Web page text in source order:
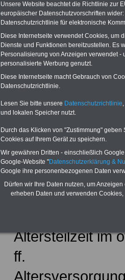
Abfindungen 427
Abordnung 38
Abruf-
Allgemeine
Altersgrenzen
Altersrenten 199
Altersrenten für
Altersteilzeit im
ff.
Unsere Website beachtet die Richtlinie zur
europäischer Datenschutzvorschriften
Datenschutzrichtlinie für elektronische
Diese Internetseite verwendet Cookies, um
Dienste und Funktionen bereitzustellen. Es
Personalisierung von Anzeigen verwendet
personalisierte Werbung genutzt.
Diese Internetseite macht Gebrauch von
Datenschutzrichtlinie.
Lesen Sie bitte unsere Datenschutzrichtlinie
und lokalen Speicher nutzt.
Durch das Klicken von "Zustimmung"
Cookies auf Ihrem Gerät zu speichern.
Wir gewähren Dritten - einschließlich
Google-Website "Datenschutzerklärung &
Google ihre personenbezogenen Daten
Dürfen wir Ihre Daten nutzen, um
erheben Daten und verwenden